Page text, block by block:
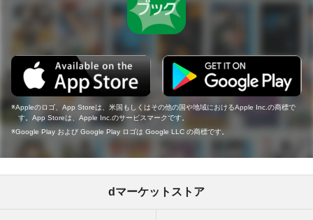
Appleのロゴ、App Storeは、米国もしくはその他の国や地域におけるApple Inc.の商標で
す。App Storeは、Apple Inc.のサービスマークです。
Google Play および Google Play ロゴは Google LLC の商標です。
dマーケットストア